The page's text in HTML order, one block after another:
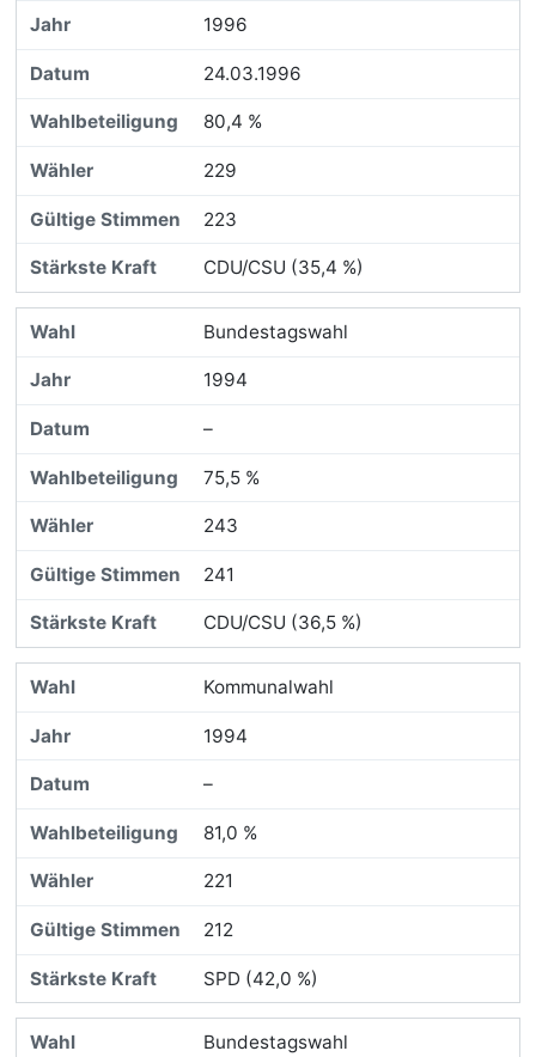
1996
24.03.1996
80,4 %
229
223
CDU/CSU (35,4 %)
Bundestagswahl
1994
–
75,5 %
243
241
CDU/CSU (36,5 %)
Kommunalwahl
1994
–
81,0 %
221
212
SPD (42,0 %)
Bundestagswahl